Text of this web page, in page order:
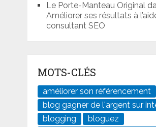
Le Porte-Manteau Original
Améliorer ses résultats à
consultant SEO
MOTS-CLÉS
améliorer son référencement
blog gagner de l'argent sur
blogging
bloguez